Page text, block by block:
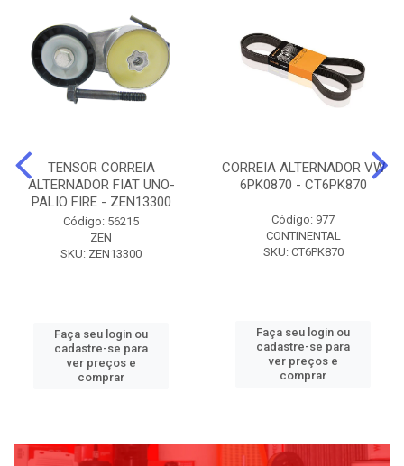
TENSOR CORREIA
ALTERNADOR FIAT UNO-
PALIO FIRE - ZEN13300
Código: 56215
ZEN
SKU: ZEN13300
Faça seu login ou
cadastre-se para
ver preços e
comprar
CORREIA ALTERNADOR VW
6PK0870 - CT6PK870
Código: 977
CONTINENTAL
SKU: CT6PK870
Faça seu login ou
cadastre-se para
ver preços e
comprar